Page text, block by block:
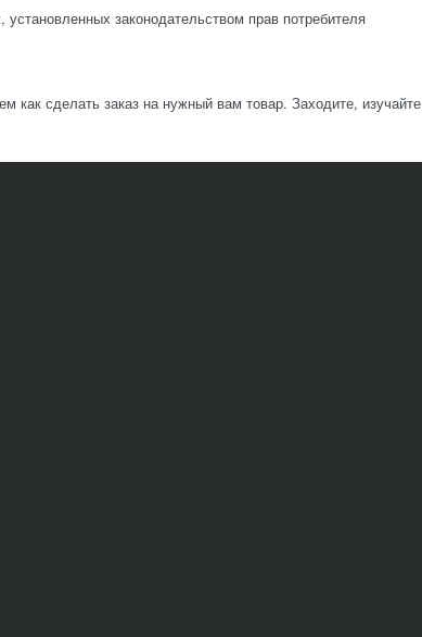
законодательством прав потребителя
как сделать заказ на нужный вам товар. Заходите, изучайте